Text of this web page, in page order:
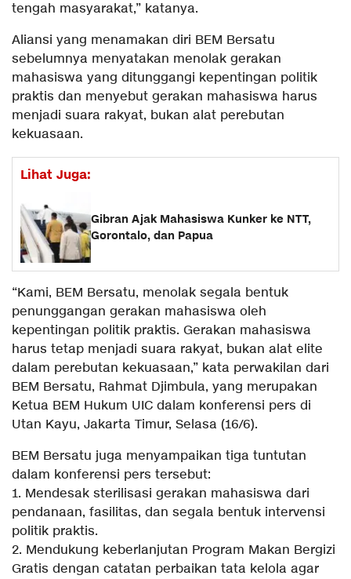
tengah masyarakat,” katanya.
Aliansi yang menamakan diri BEM Bersatu
sebelumnya menyatakan menolak gerakan
mahasiswa yang ditunggangi kepentingan politik
praktis dan menyebut gerakan mahasiswa harus
menjadi suara rakyat, bukan alat perebutan
kekuasaan.
Lihat Juga:
Gibran Ajak Mahasiswa Kunker ke NTT,
Gorontalo, dan Papua
“Kami, BEM Bersatu, menolak segala bentuk
penunggangan gerakan mahasiswa oleh
kepentingan politik praktis. Gerakan mahasiswa
harus tetap menjadi suara rakyat, bukan alat elite
dalam perebutan kekuasaan,” kata perwakilan dari
BEM Bersatu, Rahmat Djimbula, yang merupakan
Ketua BEM Hukum UIC dalam konferensi pers di
Utan Kayu, Jakarta Timur, Selasa (16/6).
BEM Bersatu juga menyampaikan tiga tuntutan
dalam konferensi pers tersebut:
1. Mendesak sterilisasi gerakan mahasiswa dari
pendanaan, fasilitas, dan segala bentuk intervensi
politik praktis.
2. Mendukung keberlanjutan Program Makan Bergizi
Gratis dengan catatan perbaikan tata kelola agar